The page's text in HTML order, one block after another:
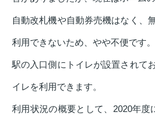
自動改札機や自動券売機はなく、
利用できないため、やや不便です。
駅の入口側にトイレが設置されて
イレを利用できます。
利用状況の概要として、2020年度